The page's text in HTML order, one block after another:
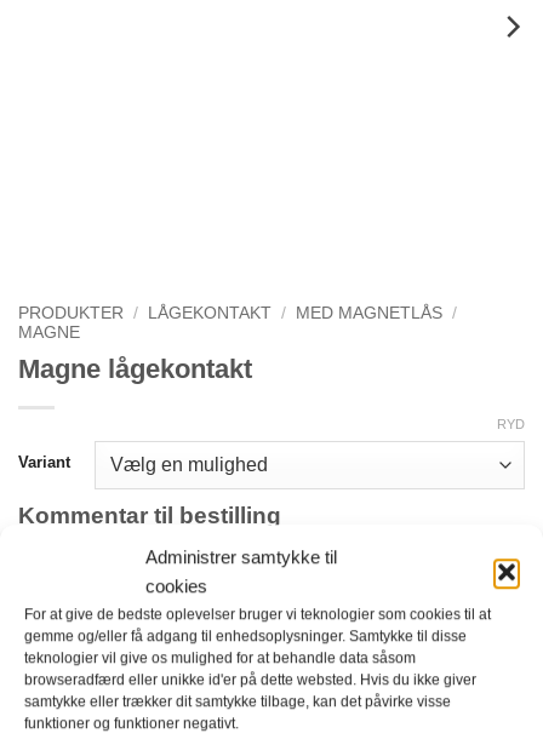
Administrer samtykke til
cookies
For at give de bedste oplevelser bruger vi teknologier som cookies til at
gemme og/eller få adgang til enhedsoplysninger. Samtykke til disse
teknologier vil give os mulighed for at behandle data såsom
browseradfærd eller unikke id'er på dette websted. Hvis du ikke giver
samtykke eller trækker dit samtykke tilbage, kan det påvirke visse
funktioner og funktioner negativt.
PRODUKTER / LÅGEKONTAKT / MED MAGNETLÅS /
MAGNE
Magne lågekontakt
Variant
RYD
Kommentar til bestilling